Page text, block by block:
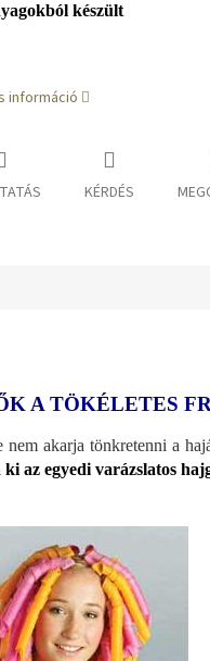
készült
információ
KÉRDÉS
A TÖKÉLETES
akarja tönkretenni a
az egyedi varázslatos